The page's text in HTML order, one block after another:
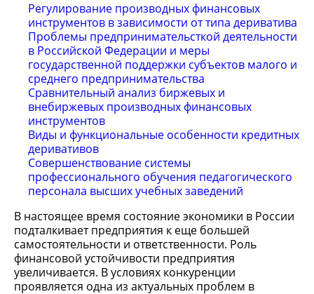
Регулирование производных финансовых
инструментов в зависимости от типа дериватива
Проблемы предпринимательсткой деятельности
в Российской Федерации и меры
государственной поддержки субъектов малого и
среднего предпринимательства
Сравнительный анализ биржевых и
внебиржевых производных финансовых
инструментов
Виды и функциональные особенности кредитных
деривативов
Совершенствование системы
профессионального обучения педагогического
персонала высших учебных заведений
В настоящее время состояние экономики в России
подталкивает предприятия к еще большей
самостоятельности и ответственности. Роль
финансовой устойчивости предприятия
увеличивается. В условиях конкуренции
проявляется одна из актуальных проблем в